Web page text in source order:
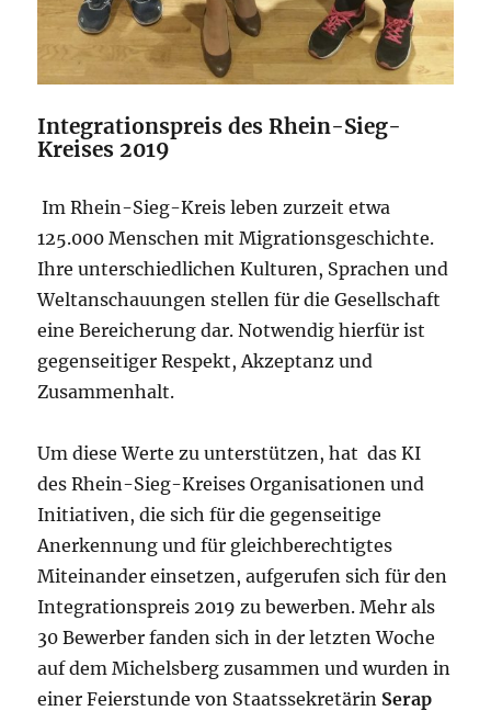
Integrationspreis des Rhein-Sieg-
Kreises 2019
Im Rhein-Sieg-Kreis leben zurzeit etwa
125.000 Menschen mit Migrationsgeschichte.
Ihre unterschiedlichen Kulturen, Sprachen und
Weltanschauungen stellen für die Gesellschaft
eine Bereicherung dar. Notwendig hierfür ist
gegenseitiger Respekt, Akzeptanz und
Zusammenhalt.
Um diese Werte zu unterstützen, hat das KI
des Rhein-Sieg-Kreises Organisationen und
Initiativen, die sich für die gegenseitige
Anerkennung und für gleichberechtigtes
Miteinander einsetzen, aufgerufen sich für den
Integrationspreis 2019 zu bewerben. Mehr als
30 Bewerber fanden sich in der letzten Woche
auf dem Michelsberg zusammen und wurden in
einer Feierstunde von Staatssekretärin Serap